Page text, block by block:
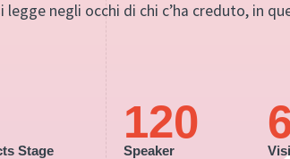
negli occhi di chi c’ha creduto, in
Stage
120
Speaker